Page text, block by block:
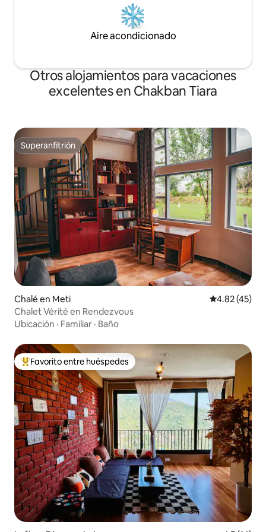
Aire acondicionado
Otros alojamientos para vacaciones
excelentes en Chakban Tiara
Superanfitrión
Superanfitrión
Chalé en Meti Calificación
4.82 (45)
Chalet Vérité en Rendezvous
Ubicación · Familiar · Baño
Favorito entre huéspedes preferido
Favorito entre huéspedes